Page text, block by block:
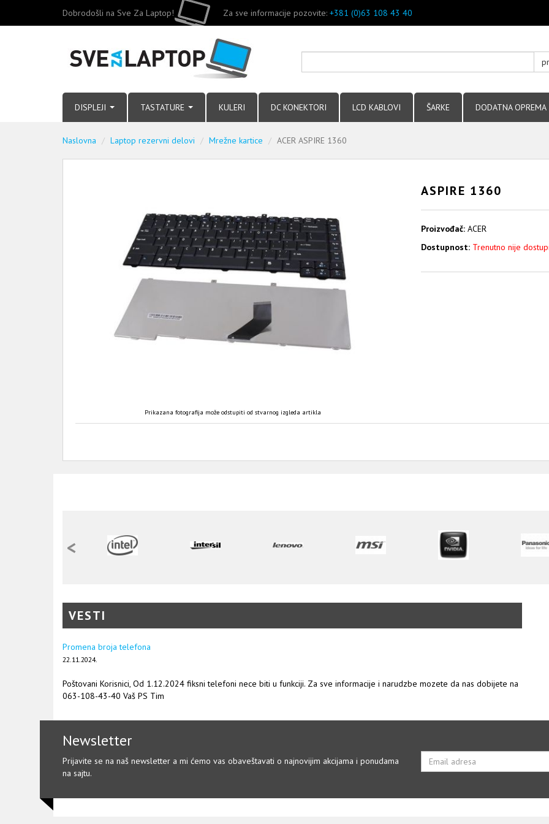
Dobrodošli na Sve Za Laptop! Za sve informacije pozovite: +381 (0)63 108 43 40
DISPLEJI TASTATURE KULERI DC KONEKTORI LCD KABLOVI ŠARKE DODATNA OPREMA
Naslovna Laptop rezervni delovi Mrežne kartice ACER ASPIRE 1360
Prikazana fotografija može odstupiti od stvarnog izgleda artikla
ASPIRE 1360
Proizvođač:ACER
Dostupnost: Trenutno nije
<
VESTI
Promena broja telefona
22.11.2024.
Poštovani Korisnici, Od 1.12.2024 fiksni telefoni nece biti u funkciji. Za sve informacije i narudzbe mozete da nas dobijete na
063-108-43-40 Vaš PS Tim
Newsletter
Prijavite se na naš newsletter a mi ćemo vas obaveštavati o najnovijim akcijama i ponudama
na sajtu.